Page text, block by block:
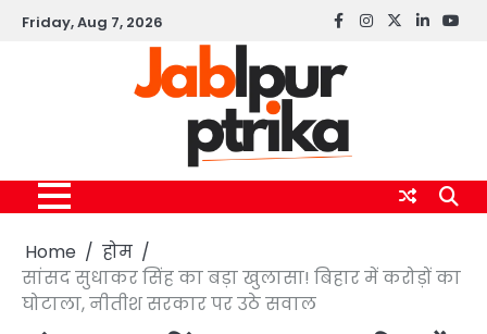
SkipFriday, Aug 7, 2026 Facebook
instagram
twitterlinkedin
Home
होम
सांसद सुधाकर सिंह का बड़ा खुलासा! बिहार में करोड़ों का
घोटाला, नीतीश सरकार पर उठे सवाल